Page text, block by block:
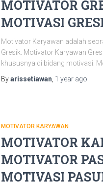
MOTIVATOR
MOTIVASI
Motivator Karyawan adalah
Gresik. Motivator Karyawan
khususnya di bidang motivasi.
Byarissetiawan 1 yearago
MOTIVATOR KARYAWAN
MOTIVATOR
MOTIVATOR
MOTIVASI